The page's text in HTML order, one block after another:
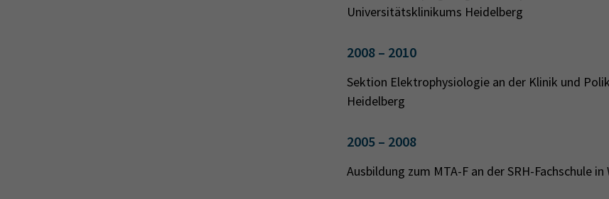
Universitätsklinikums Heidelberg
2008 – 2010
Sektion Elektrophysiologie an der Klinik und
Heidelberg
2005 – 2008
Ausbildung zum MTA-F an der SRH-Fachschule in